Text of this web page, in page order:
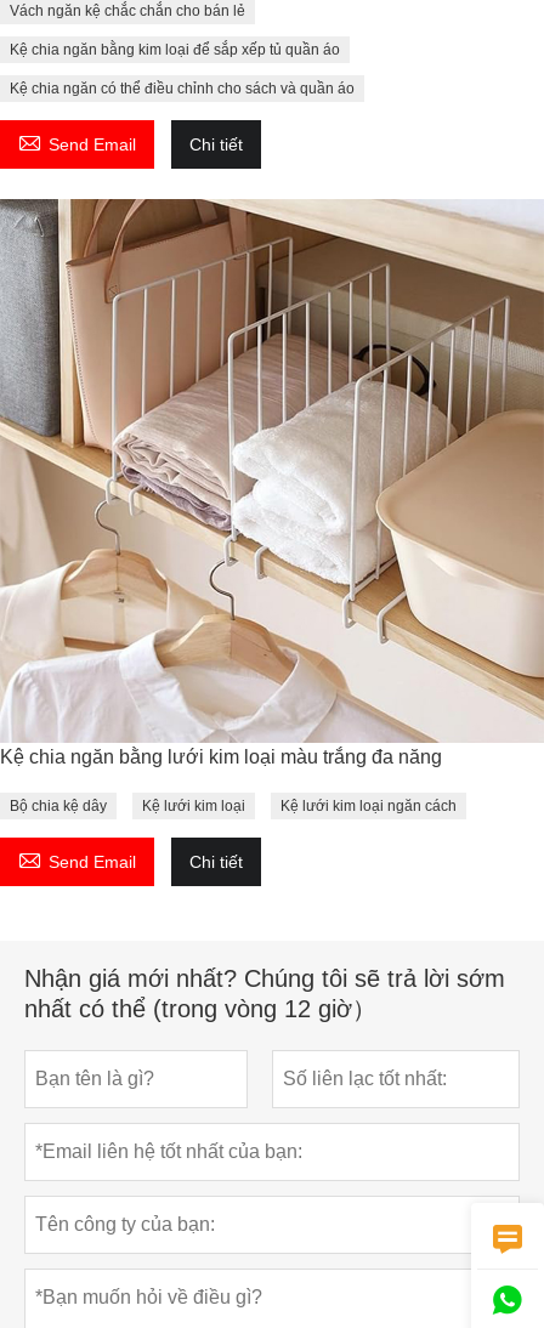
Vách ngăn kệ chắc chắn cho bán lẻ
Kệ chia ngăn bằng kim loại để sắp xếp tủ quần áo
Kệ chia ngăn có thể điều chỉnh cho sách và quần áo
 Send Email Chi tiết
Kệ chia ngăn bằng lưới kim loại màu trắng đa năng
Bộ chia kệ dây Kệ lưới kim loại Kệ lưới kim loại ngăn cách
 Send Email Chi tiết
Nhận giá mới nhất? Chúng tôi sẽ trả lời sớm
nhất có thể (trong vòng 12 giờ）

